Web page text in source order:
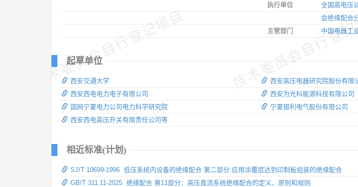
技术委员会自行登记项目 技术委员会自行
执行单位
全国高电压
会绝缘配合
主管部门
中国电器工
起草单位
西安交通大学
西安西电电力电子有限公司
国网宁夏电力公司电力科学研究院
西安西电高压开关有限责任公司等
西安高压电器研究院股份有限
西安为光科能源科技有限公司
宁夏银利电气股份有限公司
相近标准(计划)
SJ/T 10699-1996 低压系统内设备的绝缘配合 第二部分:应用涂覆层达到印制板组装的绝缘配合
GB/T 311.11-2025 绝缘配合 第11部分：高压直流系统绝缘配合的定义、原则和规则